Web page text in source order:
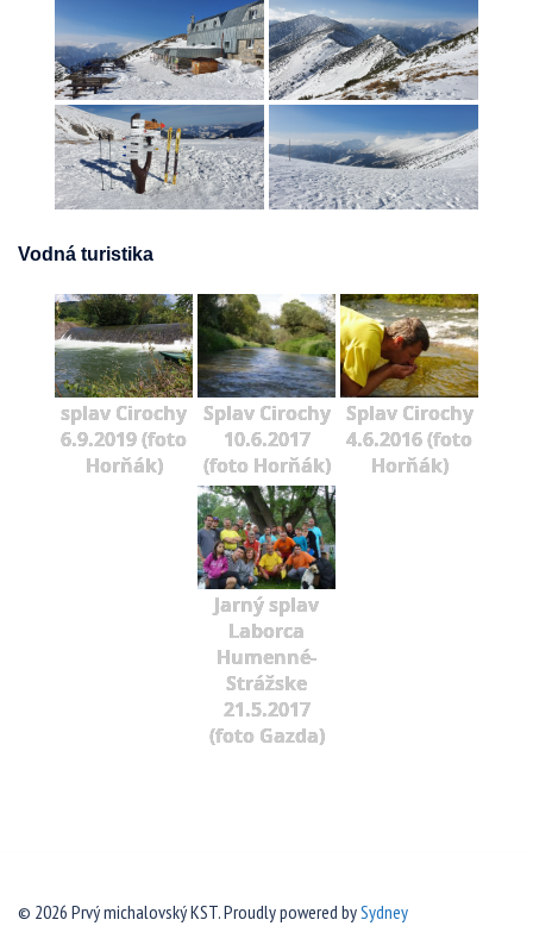
Vodná turistika
splav Cirochy
6.9.2019 (foto
Horňák)
Splav Cirochy
10.6.2017
(foto Horňák)
Splav Cirochy
4.6.2016 (foto
Horňák)
Jarný splav
Laborca
Humenné-
Strážske
21.5.2017
(foto Gazda)
© 2026 Prvý michalovský KST. Proudly powered bySydney